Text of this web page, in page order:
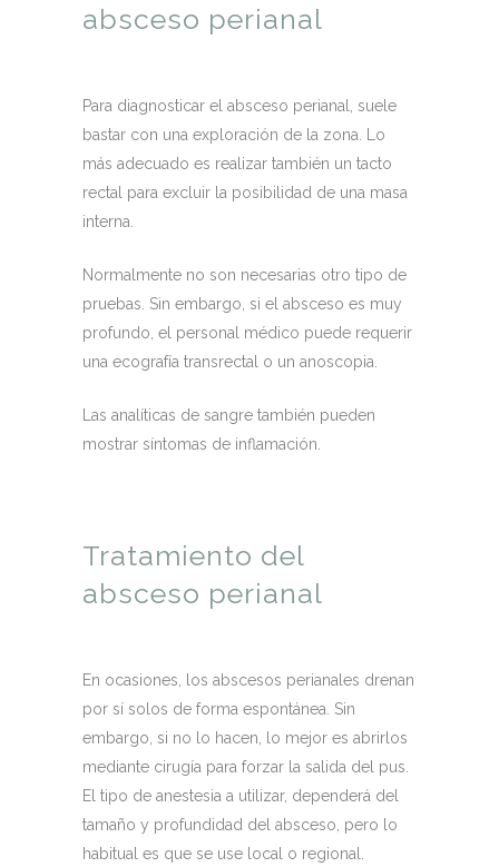
absceso perianal
Para diagnosticar el absceso perianal, suele
bastar con una exploración de la zona. Lo
más adecuado es realizar también un tacto
rectal para excluir la posibilidad de una masa
interna.
Normalmente no son necesarias otro tipo de
pruebas. Sin embargo, si el absceso es muy
profundo, el personal médico puede requerir
una ecografía transrectal o un anoscopia.
Las analíticas de sangre también pueden
mostrar síntomas de inflamación.
Tratamiento del
absceso perianal
En ocasiones, los abscesos perianales drenan
por sí solos de forma espontánea. Sin
embargo, si no lo hacen, lo mejor es abrirlos
mediante cirugía para forzar la salida del pus.
El tipo de anestesia a utilizar, dependerá del
tamaño y profundidad del absceso, pero lo
habitual es que se use local o regional.